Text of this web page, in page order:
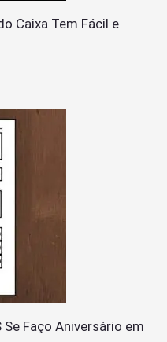
Caixa Tem Fácil e
Faço Aniversário em